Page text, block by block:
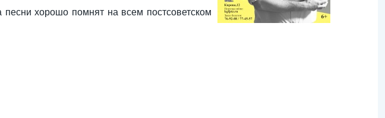
хорошо помнят на всем постсоветском